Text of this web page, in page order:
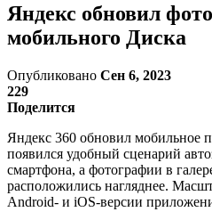
Яндекс обновил
мобильного Диска
Опубликовано Сен 6, 2023
229
Поделится
Яндекс 360 обновил мобильное
появился удобный сценарий
смартфона, а фотографии в
расположились нагляднее.
Android- и iOS-версии